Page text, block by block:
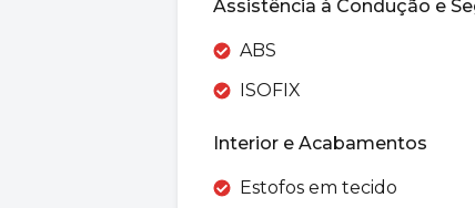
Assistência à Condução e
ABS
ISOFIX
Interior e Acabamentos
Estofos em tecido